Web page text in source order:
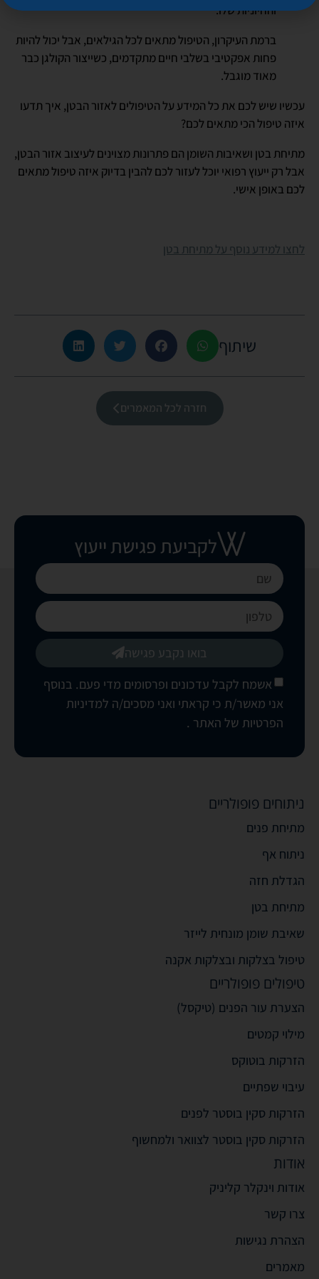
והחיוניות שלו.
ברמת העיקרון, הטיפול מתאים לכל הגילאים, אבל יכול להיות
פחות אפקטיבי בשלבי חיים מתקדמים, כשייצור הקולגן כבר
מאוד מוגבל.
עכשיו שיש לכם את כל המידע על הטיפולים לאזור הבטן, איך תדעו
איזה טיפול הכי מתאים לכם?
מתיחת בטן ושאיבות השומן הם פתרונות מצוינים לעיצוב אזור הבטן,
אבל רק ייעוץ רפואי יוכל לעזור לכם להבין בדיוק איזה טיפול מתאים
לכם באופן אישי.
לחצו למידע נוסף על מתיחת בטן
שיתוף
חזרה לכל המאמרים
לקביעת פגישת ייעוץ
אשמח לקבל עדכונים ופרסומים מדי פעם. בנוסף
אני מאשר/ת כי קראתי ואני מסכים/ה למדיניות
הפרטיות של האתר .
בואו נקבע פגישה
ניתוחים פופולריים
מתיחת פנים
ניתוח אף
הגדלת חזה
מתיחת בטן
שאיבת שומן מונחית לייזר
טיפול בצלקות ובצלקות אקנה
טיפולים פופולריים
הצערת עור הפנים (טיקסל)
מילוי קמטים
הזרקות בוטוקס
עיבוי שפתיים
הזרקות סקין בוסטר לפנים
הזרקות סקין בוסטר לצוואר ולמחשוף
אודות
אודות וינקלר קליניק
צרו קשר
הצהרת נגישות
מאמרים